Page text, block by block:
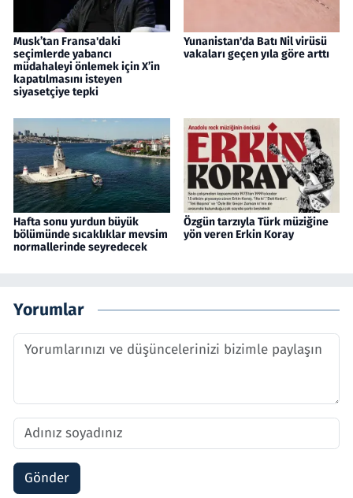
Musk’tan Fransa'daki
seçimlerde yabancı
müdahaleyi önlemek için X’in
kapatılmasını isteyen
siyasetçiye tepki
Yunanistan'da Batı Nil virüsü
vakaları geçen yıla göre arttı
Hafta sonu yurdun büyük
bölümünde sıcaklıklar mevsim
normallerinde seyredecek
Özgün tarzıyla Türk müziğine
yön veren Erkin Koray
Yorumlar
Gönder